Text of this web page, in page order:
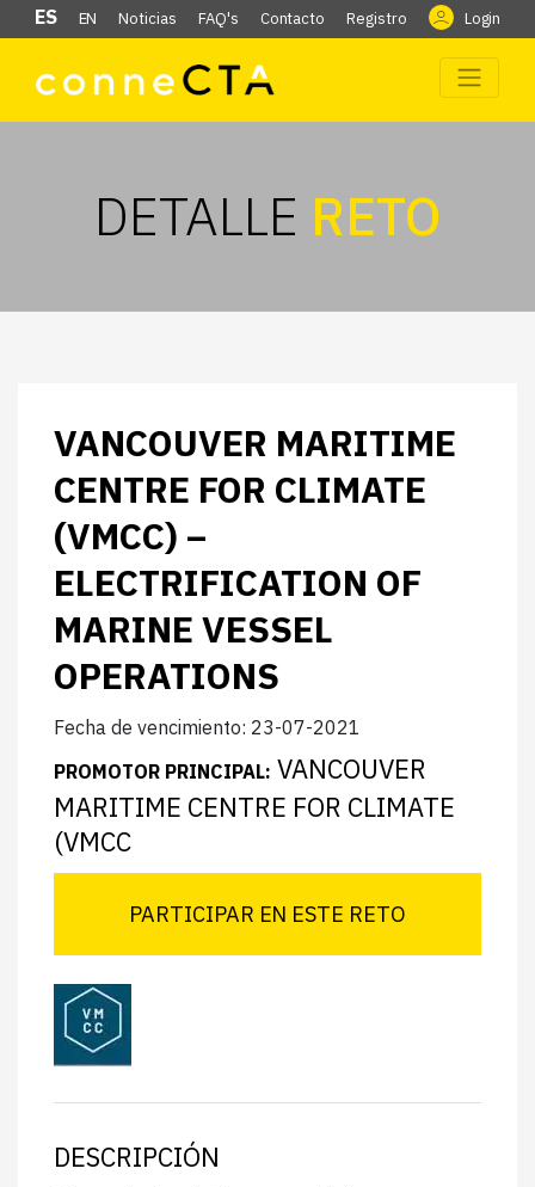
ES EN Noticias FAQ's Contacto Registro Login
DETALLE RETO
VANCOUVER MARITIME
CENTRE FOR CLIMATE
(VMCC) –
ELECTRIFICATION OF
MARINE VESSEL
OPERATIONS
Fecha de vencimiento: 23-07-2021
PROMOTOR PRINCIPAL: VANCOUVER
MARITIME CENTRE FOR CLIMATE
(VMCC
PARTICIPAR EN ESTE RETO
DESCRIPCIÓN